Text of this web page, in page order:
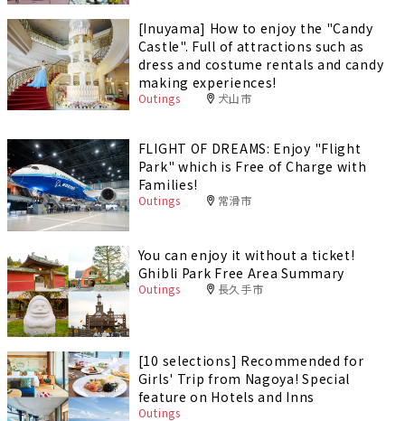
[Inuyama] How to enjoy the "Candy
Castle". Full of attractions such as
dress and costume rentals and candy
making experiences!
Outings 犬山市
FLIGHT OF DREAMS: Enjoy "Flight
Park" which is Free of Charge with
Families!
Outings 常滑市
You can enjoy it without a ticket!
Ghibli Park Free Area Summary
Outings 長久手市
[10 selections] Recommended for
Girls' Trip from Nagoya! Special
feature on Hotels and Inns
Outings